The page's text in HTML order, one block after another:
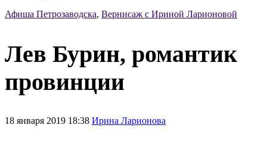
Афиша Петрозаводска, Вернисаж с Ириной Ларионовой
Лев Бурин, романтик
провинции
18 января 2019 18:38 Ирина Ларионова